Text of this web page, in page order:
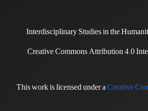
Interdisciplinary Studies in the
Creative Commons Attribution 4.0
This work is licensed under aCreative